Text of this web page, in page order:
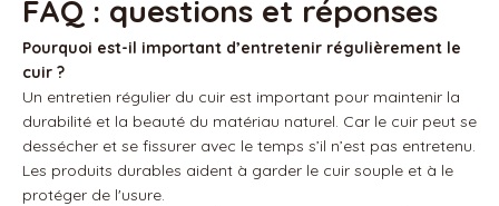
FAQ : questions et réponses
Pourquoi est-il important d’entretenir régulièrement le
cuir ?
Un entretien régulier du cuir est important pour maintenir la
durabilité et la beauté du matériau naturel. Car le cuir peut se
dessécher et se fissurer avec le temps s’il n’est pas entretenu.
Les produits durables aident à garder le cuir souple et à le
protéger de l'usure.